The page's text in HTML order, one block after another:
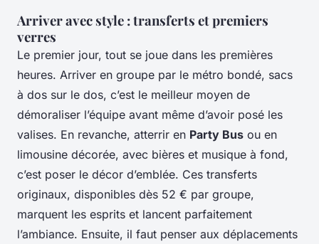
Arriver avec style : transferts et premiers
verres
Le premier jour, tout se joue dans les premières
heures. Arriver en groupe par le métro bondé, sacs
à dos sur le dos, c’est le meilleur moyen de
démoraliser l’équipe avant même d’avoir posé les
valises. En revanche, atterrir en Party Bus ou en
limousine décorée, avec bières et musique à fond,
c’est poser le décor d’emblée. Ces transferts
originaux, disponibles dès 52 € par groupe,
marquent les esprits et lancent parfaitement
l’ambiance. Ensuite, il faut penser aux déplacements